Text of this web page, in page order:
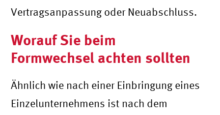
Vertragsanpassung oder Neuabschluss.
Worauf Sie beim
Formwechsel achten sollten
Ähnlich wie nach einer Einbringung eines
Einzelunternehmens ist nach dem